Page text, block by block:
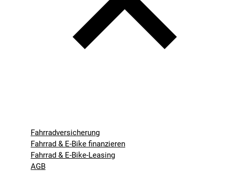
Fahrradversicherung
Fahrrad & E-Bike finanzieren
Fahrrad & E-Bike-Leasing
AGB